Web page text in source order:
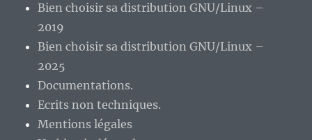
Bien choisir sa distribution GNU/Linux –
2019
Bien choisir sa distribution GNU/Linux –
2025
Documentations.
Ecrits non techniques.
Mentions légales